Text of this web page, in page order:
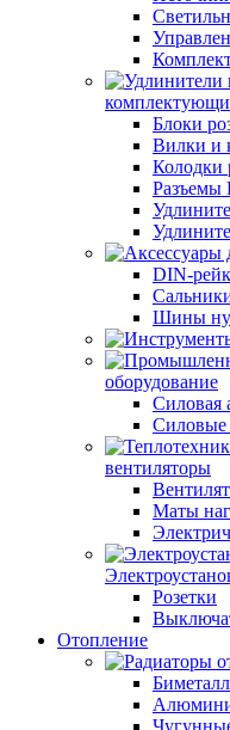
Блоки
Вилки и
Колодки
DIN-
Шины
оборудование
Силовая
Силовые
вентиляторы
Маты
Розетки
Отопление